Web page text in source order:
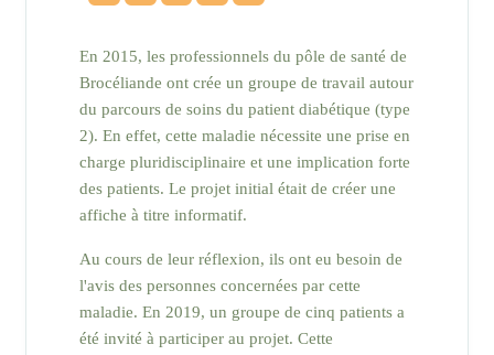
En 2015, les professionnels du pôle de santé de
Brocéliande ont crée un groupe de travail autour
du parcours de soins du patient diabétique (type
2). En effet, cette maladie nécessite une prise en
charge pluridisciplinaire et une implication forte
des patients. Le projet initial était de créer une
affiche à titre informatif.
Au cours de leur réflexion, ils ont eu besoin de
l'avis des personnes concernées par cette
maladie. En 2019, un groupe de cinq patients a
été invité à participer au projet. Cette